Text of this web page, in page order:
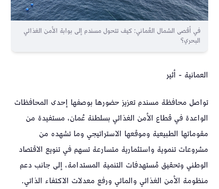
في أقصى الشمال العُماني: كيف تتحول مسندم إلى بوابة الأمن الغذائي
البحري؟
العمانية - أثير
تواصل محافظة مسندم تعزيز حضورها بوصفها إحدى المحافظات
الواعدة في قطاع الأمن الغذائي بسلطنة عُمان، مستفيدة من
مقوماتها الطبيعية وموقعها الاستراتيجي وما تشهده من
مشروعات تنموية واستثمارية متسارعة تسهم في تنويع الاقتصاد
الوطني وتحقيق مُستهدفات التنمية المستدامة، إلى جانب دعم
منظومة الأمن الغذائي والمائي ورفع معدلات الاكتفاء الذاتي.